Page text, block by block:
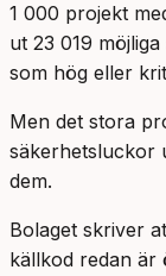
1 000 projekt
ut 23 019
som hög eller
Men det stora
säkerhetsluckor
dem.
Bolaget skriver
källkod redan är